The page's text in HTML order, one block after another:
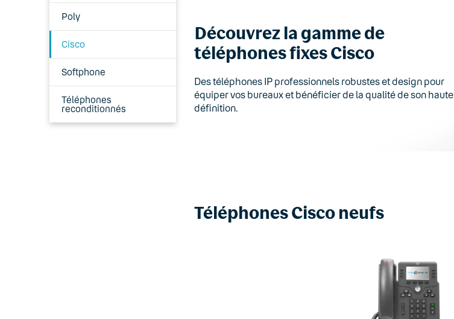
Poly
Cisco
Softphone
Téléphones
reconditionnés
Découvrez la gamme de
téléphones fixes Cisco
Des téléphones IP professionnels robustes et design pour
équiper vos bureaux et bénéficier de la qualité de son haute
définition.
Téléphones Cisco neufs